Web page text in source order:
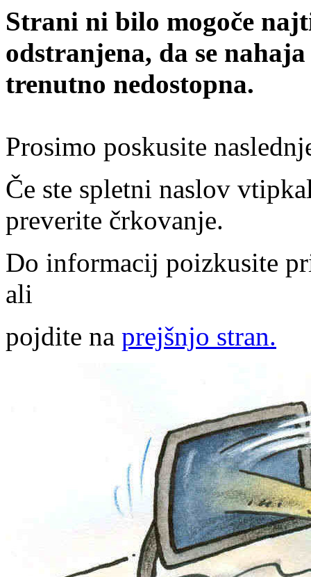
Strani ni bilo mogoče
odstranjena, da se
trenutno nedostopna.
Prosimo poskusite
Če ste spletni naslov
preverite črkovanje.
Do informacij poizkusite
ali
pojdite na prejšnjo stran.